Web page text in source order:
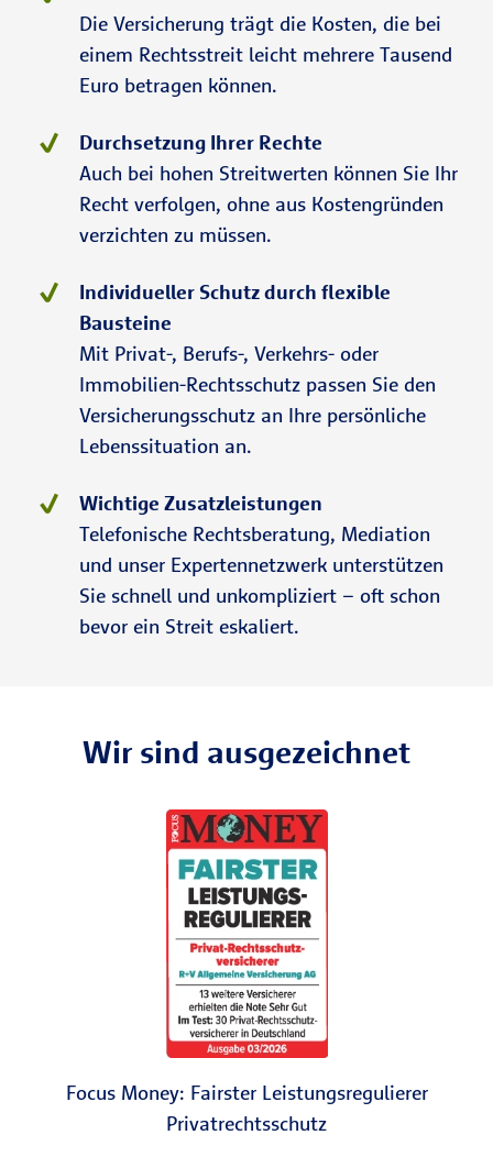
Die Versicherung trägt die Kosten, die bei
einem Rechtsstreit leicht mehrere Tausend
Euro betragen können.
Durchsetzung Ihrer Rechte
Auch bei hohen Streitwerten können Sie Ihr
Recht verfolgen, ohne aus Kostengründen
verzichten zu müssen.
Individueller Schutz durch flexible
Bausteine
Mit Privat-, Berufs-, Verkehrs- oder
Immobilien-Rechtsschutz passen Sie den
Versicherungsschutz an Ihre persönliche
Lebenssituation an.
Wichtige Zusatzleistungen
Telefonische Rechtsberatung, Mediation
und unser Expertennetzwerk unterstützen
Sie schnell und unkompliziert – oft schon
bevor ein Streit eskaliert.
Wir sind ausgezeichnet
Focus Money: Fairster Leistungsregulierer
Privatrechtsschutz